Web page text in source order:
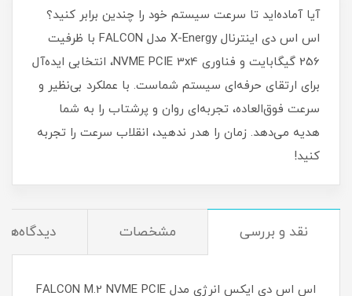
آیا آماده‌اید تا سرعت سیستم خود را چندین برابر کنید؟
اس اس دی اینترنال X-Energy مدل FALCON با ظرفیت
256 گیگابایت و فناوری NVME PCIE 3x4، انتخابی ایده‌آل
برای ارتقای حرفه‌ای سیستم شماست. با عملکرد بی‌نظیر و
سرعت فوق‌العاده، تجربه‌ای روان و پرشتاب را به شما
هدیه می‌دهد. زمان را هدر ندهید، انقلاب سرعت را تجربه
کنید!
نقد و بررسی مشخصات دیدگاه‌ها
اس اس دی ایکس انرژی مدل FALCON M.2 NVME PCIE